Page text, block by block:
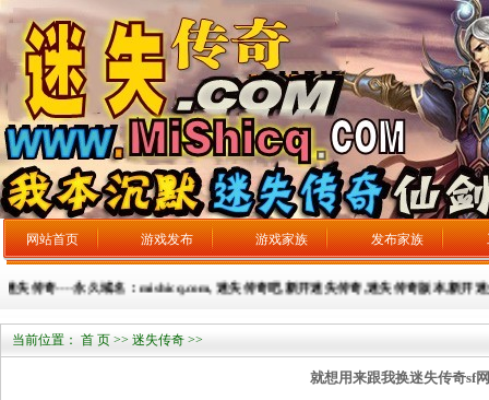
网站首页 游戏发布 游戏家族 发布家族
传奇----永久域名：mishicq.com, 迷失传奇吧,新开迷失传奇,迷失传奇版本,新开迷失
当前位置： 首 页 >> 迷失传奇 >>
就想用来跟我换迷失传奇sf